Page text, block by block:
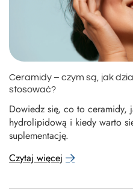
Ceramidy – czym są, jak
stosować?
Dowiedz się, co to ceramidy,
hydrolipidową i kiedy warto
suplementację.
Czytaj więcej